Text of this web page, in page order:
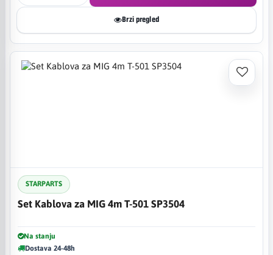
Brzi pregled
STARPARTS
Set Kablova za MIG 4m T-501 SP3504
Na stanju
Dostava 24-48h